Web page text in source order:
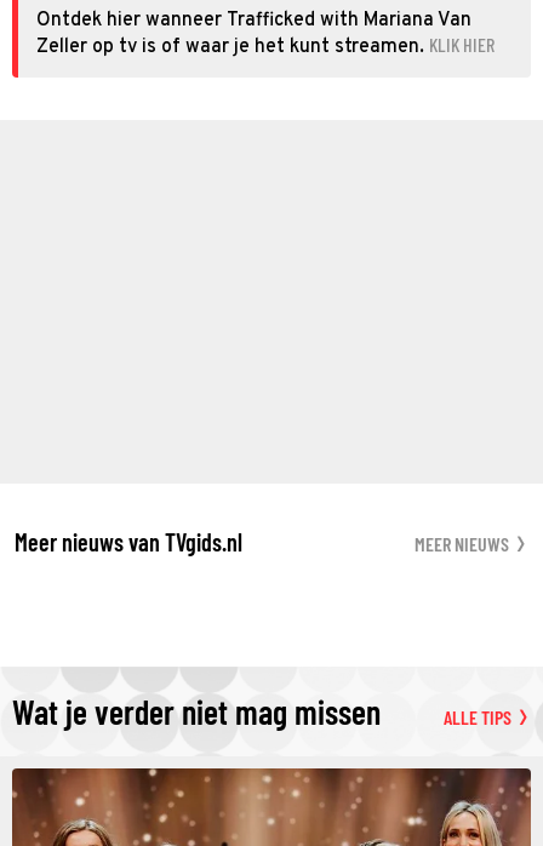
Ontdek hier wanneer Trafficked with Mariana Van
Zeller op tv is of waar je het kunt streamen. KLIK HIER
Meer nieuws van TVgids.nl MEER NIEUWS
Wat je verder niet mag missen ALLE TIPS